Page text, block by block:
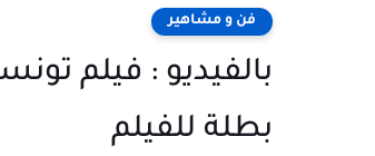
فن و مشاهير
بالفيديو : فيلم
بطلة للفيلم